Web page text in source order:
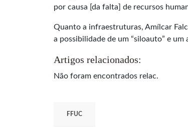
por causa [da falta] de recursos
Quanto a infraestruturas, Amílcar
a possibilidade de um “siloauto” e
Artigos relacionados:
Não foram encontrados relac.
FFUC